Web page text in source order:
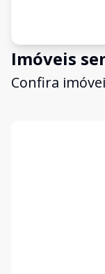
Imóveis
Confira